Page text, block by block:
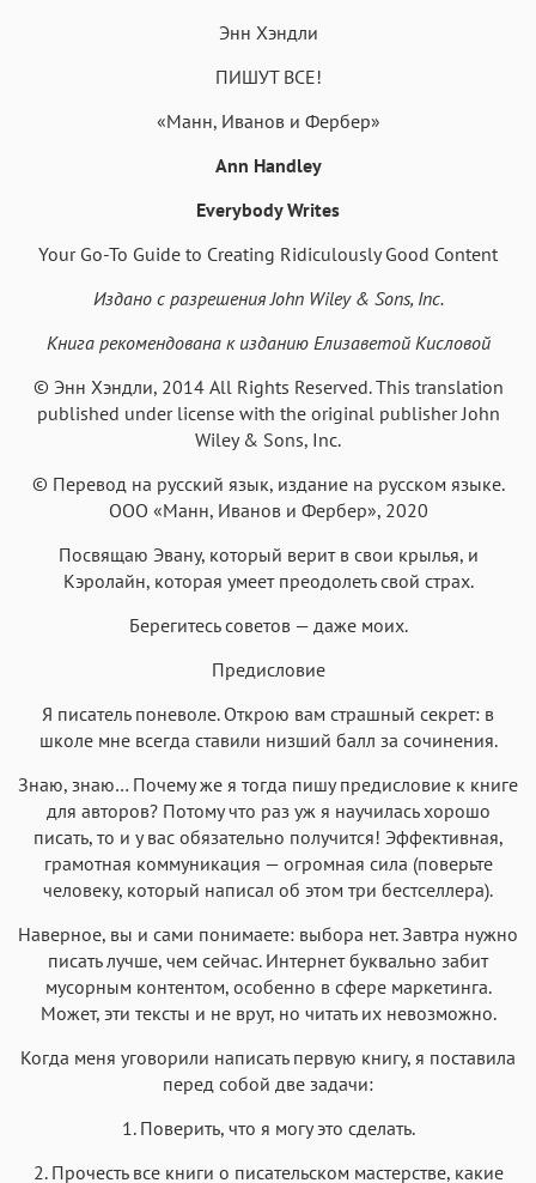
Аа
Garamond
Аа
Fira Sans
Аа Аа Аа Аа
Аа
Helvetica Neue
Аа Аа
Georgia
Аа
Аа Аа
Courier New
Аа
Menlo
Аа
Энн Хэндли
ПИШУТ ВСЕ!
«Манн, Иванов и Фербер»
Ann Handley
Everybody Writes
Your Go-To Guide to Creating Ridiculously Good Content
Издано с разрешения John Wiley & Sons, Inc.
Книга рекомендована к изданию Елизаветой Кисловой
© Энн Хэндли, 2014 All Rights Reserved. This translation
published under license with the original publisher John
Wiley & Sons, Inc.
© Перевод на русский язык, издание на русском языке.
ООО «Манн, Иванов и Фербер», 2020
Посвящаю Эвану, который верит в свои крылья, и
Кэролайн, которая умеет преодолеть свой страх.
Берегитесь советов — даже моих.
Предисловие
Я писатель поневоле. Открою вам страшный секрет: в
школе мне всегда ставили низший балл за сочинения.
Знаю, знаю… Почему же я тогда пишу предисловие к книге
для авторов? Потому что раз уж я научилась хорошо
писать, то и у вас обязательно получится! Эффективная,
грамотная коммуникация — огромная сила (поверьте
человеку, который написал об этом три бестселлера).
Наверное, вы и сами понимаете: выбора нет. Завтра нужно
писать лучше, чем сейчас. Интернет буквально забит
мусорным контентом, особенно в сфере маркетинга.
Может, эти тексты и не врут, но читать их невозможно.
Когда меня уговорили написать первую книгу, я поставила
перед собой две задачи:
1. Поверить, что я могу это сделать.
2. Прочесть все книги о писательском мастерстве, какие